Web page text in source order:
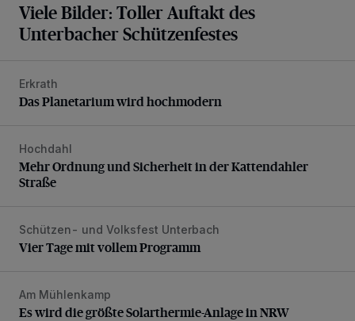
Viele Bilder: Toller Auftakt des
Unterbacher Schützenfestes
Das Planetarium wird hochmodern
Erkrath
Das Planetarium wird hochmodern
Mehr Ordnung und Sicherheit in der Kattendahler Straße
Hochdahl
Mehr Ordnung und Sicherheit in der Kattendahler
Straße
Vier Tage mit vollem Programm
Schützen- und Volksfest Unterbach
Vier Tage mit vollem Programm
Es wird die größte Solarthermie-Anlage in NRW
Am Mühlenkamp
Es wird die größte Solarthermie-Anlage in NRW